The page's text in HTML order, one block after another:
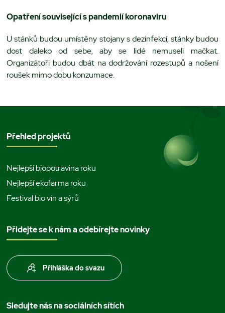
Opatření související s pandemií koronaviru
U stánků budou umístěny stojany s dezinfekcí, stánky budou
dost daleko od sebe, aby se lidé nemuseli mačkat.
Organizátoři budou dbát na dodržování rozestupů a nošení
roušek mimo dobu konzumace.
Přehled projektů
Nejlepší biopotravina roku
Nejlepší ekofarma roku
Festival bio vín a sýrů
Přidejte se k nám a odebírejte novinky
Přihláška do svazu
Sledujte nás na sociálních sítích